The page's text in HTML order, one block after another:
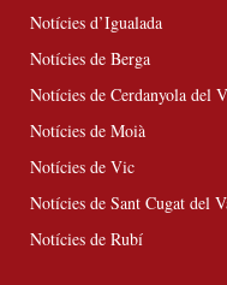
Notícies d’Igualada
Notícies de Berga
Notícies de Cerdanyola del
Notícies de Moià
Notícies de Vic
Notícies de Sant Cugat del
Notícies de Rubí